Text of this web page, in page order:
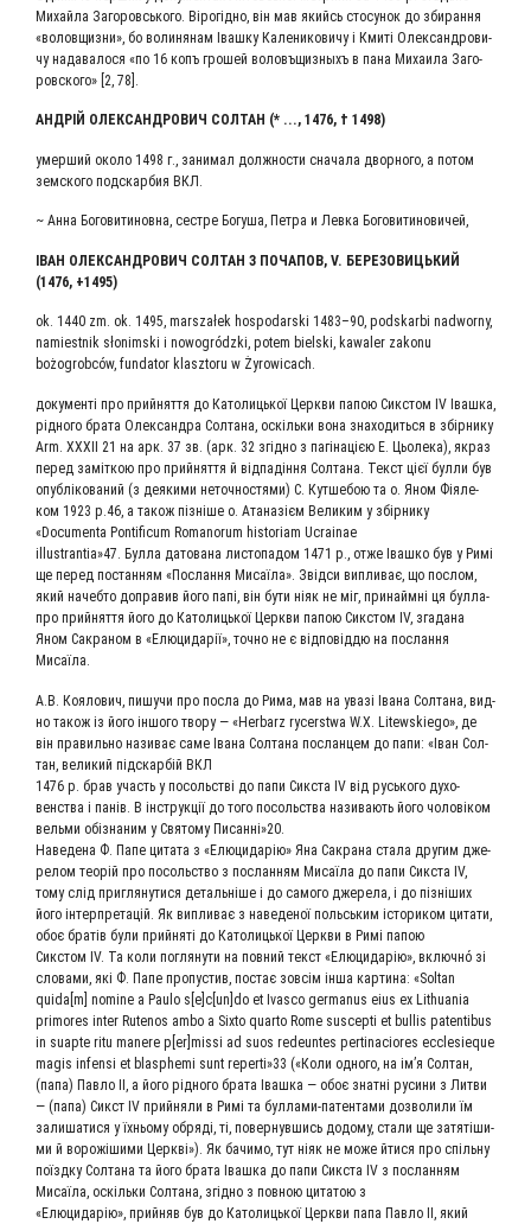
Михай­ла Заго­ровсь­ко­го. Віро­гід­но, він мав якийсь сто­су­нок до зби­ран­ня
«волов­щиз­ни», бо воли­ня­нам Іваш­ку Кале­ни­ко­ви­чу і Кми­ті Олек­сан­дро­ви­
чу нада­ва­ло­ся «по 16 копъ гро­шей воло­въщиз­ныхъ в пана Миха­и­ла Заго­
ров­ско­го» [2, 78].
АНДРІЙ ОЛЕК­САН­ДРО­ВИЧ СОЛ­ТАН (* ..., 1476, † 1498)
умер­ший око­ло 1498 г., зани­мал долж­но­сти сна­ча­ла двор­но­го, а потом
зем­ско­го под­скар­бия ВКЛ.
~ Анна Бого­ви­ти­нов­на, сест­ре Богу­ша, Пет­ра и Лев­ка Боговитиновичей,
ІВАН ОЛЕК­САН­ДРО­ВИЧ СОЛ­ТАН З ПОЧА­ПОВ, V. БЕРЕ­ЗО­ВИ­ЦЬ­КИЙ
(1476, +1495)
ok. 1440 zm. ok. 1495, marszałek hospodarski 1483–90, podskarbi nadworny,
namiestnik słonimski i nowogródzki, potem bielski, kawaler zakonu
bożogrobców, fundator klasztoru w Żyrowicach.
доку­мен­ті про прий­нят­тя до Като­ли­ць­кої Церк­ви папою Сикс­том IV Іваш­ка,
рід­но­го бра­та Олек­сандра Сол­та­на, оскіль­ки вона зна­хо­дить­ся в збір­ни­ку
Arm. XXXIІ 21 на арк. 37 зв. (арк. 32 згід­но з пагі­на­цією Е. Цьо­ле­ка), якраз
перед заміт­кою про прий­нят­тя й від­па­дін­ня Сол­та­на. Текст цієї бул­ли був
опуб­лі­ко­ва­ний (з дея­ки­ми неточ­но­стя­ми) С. Кут­ше­бою та о. Яном Фія­ле­
ком 1923 р.46, а також піз­ні­ше о. Ата­на­зієм Вели­ким у збір­ни­ку
«Documenta Pontificum Romanorum historiam Ucrainae
illustrantia»47. Бул­ла дато­ва­на листо­па­дом 1471 р., отже Іваш­ко був у Римі
ще перед постан­ням «Послан­ня Мисаї­ла». Звід­си вип­ли­ває, що послом,
який начеб­то допра­вив його папі, він бути ніяк не міг, при­найм­ні ця бул­ла­
п­ро прий­нят­тя його до Като­ли­ць­кої Церк­ви папою Сикс­том IV, зга­да­на
Яном Сакра­ном в «Елю­ци­дарії», точ­но не є від­по­від­дю на послан­ня
Мисаїла.
А.В. Коя­ло­вич, пишу­чи про посла до Рима, мав на ува­зі Іва­на Сол­та­на, вид­
но також із його іншо­го тво­ру — «Herbarz rycerstwa W.X. Litewskiego», де
він пра­виль­но нази­ває саме Іва­на Сол­та­на послан­цем до папи: «Іван Сол­
тан, вели­кий під­скар­бій ВКЛ
1476 р. брав участь у посоль­стві до папи Сикс­та IV від русь­ко­го духо-
вен­ства і панів. В інструк­ції до того посоль­ства нази­ва­ють його чоловіком
вель­ми обізна­ним у Свя­то­му Писанні»20.
Наве­де­на Ф. Папе цита­та з «Елю­ци­дарію» Яна Сакра­на ста­ла дру­гим дже­
ре­лом тео­рій про посоль­ство з послан­ням Мисаї­ла до папи Сикс­та IV,
тому слід при­гля­ну­ти­ся деталь­ні­ше і до само­го дже­ре­ла, і до піз­ні­ших
його інтер­пре­та­цій. Як вип­ли­ває з наве­де­ної польсь­ким істо­ри­ком цита­ти,
обоє братів були прий­няті до Като­ли­ць­кої Церк­ви в Римі папою
Сикс­том IV. Та коли погля­ну­ти на пов­ний текст «Елю­ци­дарію», включ­но́ зі
сло­ва­ми, які Ф. Папе про­пу­стив, постає зов­сім інша кар­ти­на: «Soltan
quida[m] nomine a Paulo s[e]c[un]do et Ivasco germanus eius ex Lithuania
primores inter Rutenos ambo a Sixto quarto Rome suscepti et bullis patentibus
in suapte ritu manere p[er]missi ad suos redeuntes pertinaciores ecclesieque
magis infensi et blasphemi sunt reperti»33 («Коли одно­го, на ім’я Сол­тан,
(папа) Пав­ло ІІ, а його рід­но­го бра­та Іваш­ка — обоє знат­ні руси­ни з Лит­ви
— (папа) Сикст IV прий­ня­ли в Римі та бул­ла­ми-патен­та­ми доз­во­ли­ли їм
зали­ша­ти­ся у їхньо­му обряді, ті, повер­нув­шись додо­му, ста­ли ще затяті­ши­
ми й воро­жі­ши­ми Церкві»). Як бачи­мо, тут ніяк не може йти­ся про спіль­ну
поїзд­ку Сол­та­на та його бра­та Іваш­ка до папи Сикс­та IV з послан­ням
Мисаї­ла, оскіль­ки Сол­та­на, згід­но з пов­ною цита­тою з
«Елю­ци­дарію», прий­няв був до Като­ли­ць­кої Церк­ви папа Пав­ло ІІ, який